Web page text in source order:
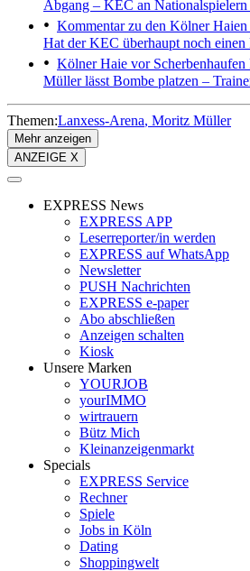
Abgang – KEC an Nationalspielern
Kommentar zu den Kölner Haien
Hat der KEC überhaupt noch einen
Kölner Haie vor Scherbenhaufen
Müller lässt Bombe platzen –
Themen:Lanxess-Arena Moritz Müller
Mehr anzeigen
ANZEIGE X
EXPRESS News
EXPRESS APP
Leserreporter/in werden
EXPRESS auf WhatsApp
Newsletter
PUSH Nachrichten
EXPRESS e-paper
Abo abschließen
Anzeigen schalten
Kiosk
Unsere Marken
YOURJOB
yourIMMO
wirtrauern
Bütz Mich
Kleinanzeigenmarkt
Specials
EXPRESS Service
Rechner
Spiele
Jobs in Köln
Dating
Shoppingwelt